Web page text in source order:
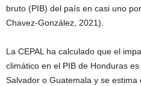
bruto (PIB) del país en casi uno
Chavez-González, 2021).
La CEPAL ha calculado que el
climático en el PIB de Honduras
Salvador o Guatemala y se estima